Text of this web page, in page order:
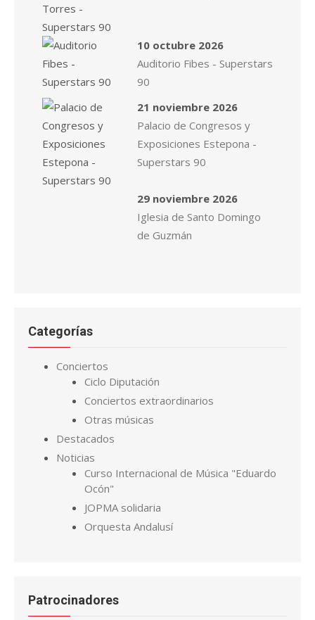
10 octubre 2026
Auditorio Fibes - Superstars
90
21 noviembre 2026
Palacio de Congresos y
Exposiciones Estepona -
Superstars 90
29 noviembre 2026
Iglesia de Santo Domingo
de Guzmán
Categorías
Conciertos
Ciclo Diputación
Conciertos extraordinarios
Otras músicas
Destacados
Noticias
Curso Internacional de Música "Eduardo
Ocón"
JOPMA solidaria
Orquesta Andalusí
Patrocinadores